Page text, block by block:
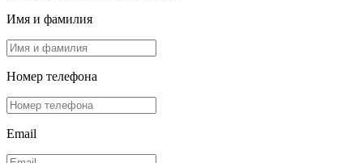
Имя и фамилия
Номер телефона
Email